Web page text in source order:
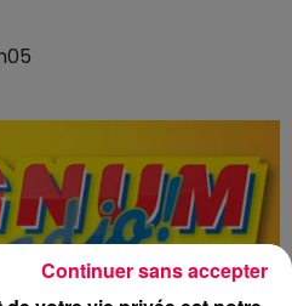
Continuer sans accepter